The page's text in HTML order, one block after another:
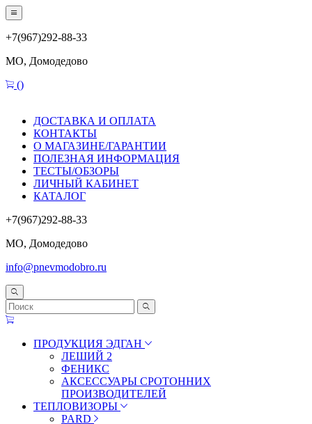
+7(967)292-88-33
МО, Домодедово
()
ДОСТАВКА И ОПЛАТА
КОНТАКТЫ
О МАГАЗИНЕ/ГАРАНТИИ
ПОЛЕЗНАЯ ИНФОРМАЦИЯ
ТЕСТЫ/ОБЗОРЫ
ЛИЧНЫЙ КАБИНЕТ
КАТАЛОГ
+7(967)292-88-33
МО, Домодедово
info@pnevmodobro.ru
ПРОДУКЦИЯ ЭДГАН
ЛЕШИЙ 2
ФЕНИКС
АКСЕССУАРЫ СРОТОННИХ
ПРОИЗВОДИТЕЛЕЙ
ТЕПЛОВИЗОРЫ
PARD